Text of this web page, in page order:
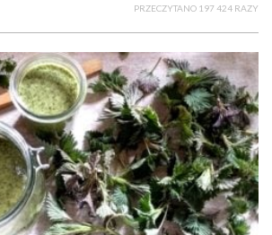
PRZECZYTANO 197 424 RAZY